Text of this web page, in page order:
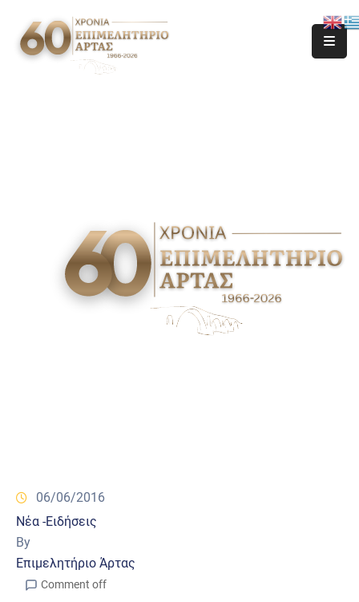
06/06/2016
Νέα -Ειδήσεις
By
Επιμελητήριο Άρτας
Comment off